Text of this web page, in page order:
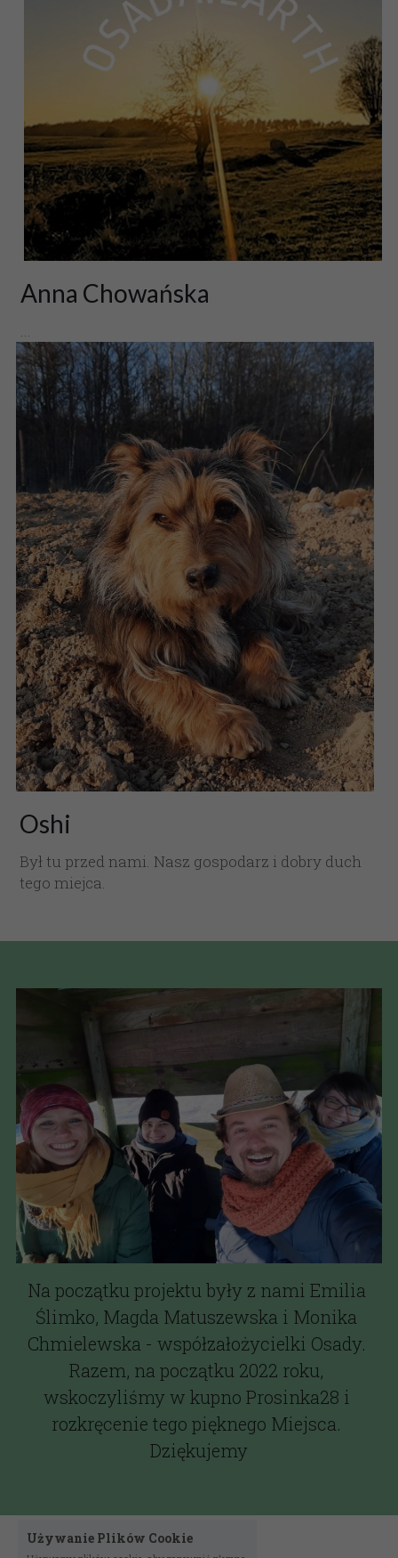
Anna Chowańska
...
Oshi
Był tu przed nami. Nasz gospodarz i dobry duch
tego miejca.
Na początku projektu były z nami Emilia
Ślimko, Magda Matuszewska i Monika
Chmielewska - współzałożycielki Osady.
Razem, na początku 2022 roku,
wskoczyliśmy w kupno Prosinka28 i
rozkręcenie tego pięknego Miejsca.
Dziękujemy
Używanie Plików Cookie